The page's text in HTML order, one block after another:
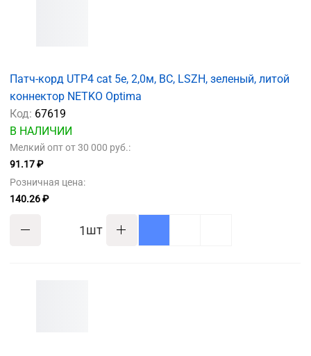
Патч-корд UTP4 cat 5e, 2,0м, ВС, LSZH, зеленый, литой
коннектор NETKO Optima
Код: 67619
В НАЛИЧИИ
Мелкий опт от 30 000 руб.:
91.17 ₽
Розничная цена:
140.26 ₽
шт